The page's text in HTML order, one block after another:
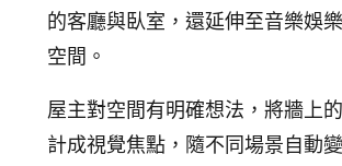
的客廳與臥室，還延伸至音樂娛
空間。
屋主對空間有明確想法，將牆上
計成視覺焦點，隨不同場景自動